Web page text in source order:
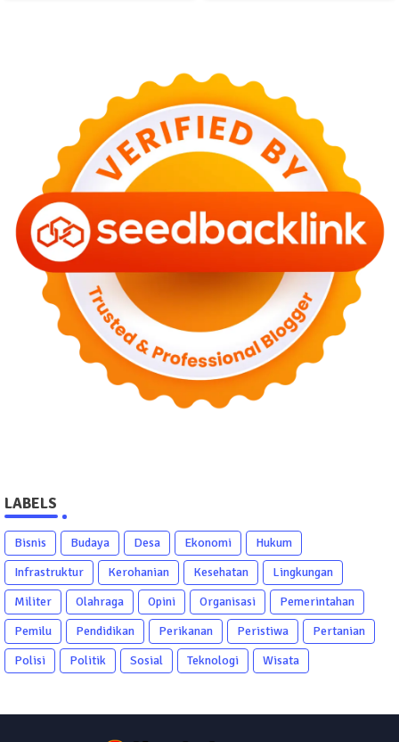
LABELS
Bisnis Budaya Desa Ekonomi
Hukum
Infrastruktur
Kerohanian Kesehatan
Lingkungan
Militer
Olahraga Opini Organisasi
Pemerintahan
Pemilu
Pendidikan Perikanan Peristiwa
Pertanian
Polisi
Politik Sosial Teknologi Wisata